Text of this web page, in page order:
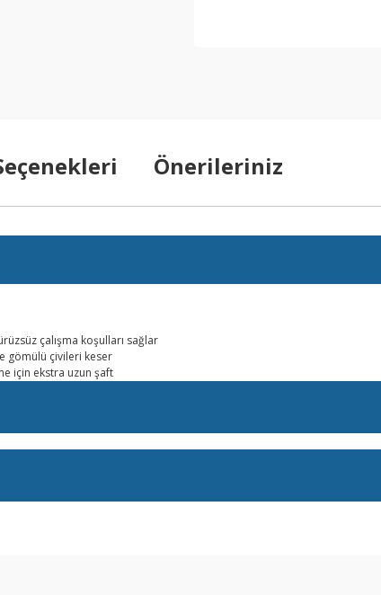
Önerileriniz
çalışma koşulları sağlar
gömülü çivileri keser
için ekstra uzun şaft